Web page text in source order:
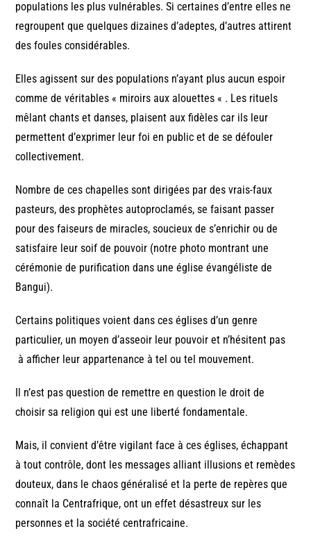
populations les plus vulnérables. Si certaines d’entre elles ne
regroupent que quelques dizaines d’adeptes, d’autres attirent
des foules considérables.
Elles agissent sur des populations n’ayant plus aucun espoir
comme de véritables « miroirs aux alouettes « . Les rituels
mêlant chants et danses, plaisent aux fidèles car ils leur
permettent d’exprimer leur foi en public et de se défouler
collectivement.
Nombre de ces chapelles sont dirigées par des vrais-faux
pasteurs, des prophètes autoproclamés, se faisant passer
pour des faiseurs de miracles, soucieux de s’enrichir ou de
satisfaire leur soif de pouvoir (notre photo montrant une
cérémonie de purification dans une église évangéliste de
Bangui).
Certains politiques voient dans ces églises d’un genre
particulier, un moyen d’asseoir leur pouvoir et n’hésitent pas
à afficher leur appartenance à tel ou tel mouvement.
Il n’est pas question de remettre en question le droit de
choisir sa religion qui est une liberté fondamentale.
Mais, il convient d’être vigilant face à ces églises, échappant
à tout contrôle, dont les messages alliant illusions et remèdes
douteux, dans le chaos généralisé et la perte de repères que
connaît la Centrafrique, ont un effet désastreux sur les
personnes et la société centrafricaine.